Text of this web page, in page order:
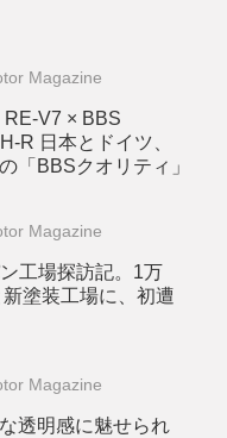
Magazine
RE-V7 × BBS
イツ、
「BBSクオリティ」
Magazine
工場探訪記。1万
塗装工場に、初遭
Magazine
透明感に魅せられ